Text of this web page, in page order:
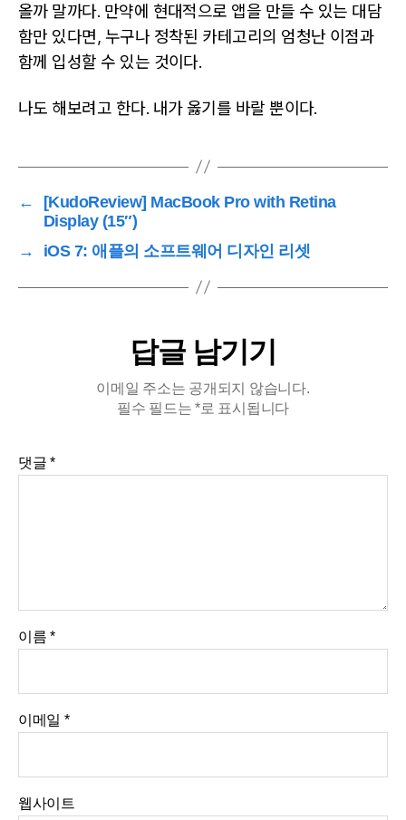
올까 말까다. 만약에 현대적으로 앱을 만들 수 있는 대담
함만 있다면, 누구나 정착된 카테고리의 엄청난 이점과
함께 입성할 수 있는 것이다.
나도 해보려고 한다. 내가 옳기를 바랄 뿐이다.
←
[KudoReview] MacBook Pro with Retina
Display (15″)
→
iOS 7: 애플의 소프트웨어 디자인 리셋
답글 남기기
이메일 주소는 공개되지 않습니다.
필수 필드는*로 표시됩니다
댓글*
이름*
이메일 *
웹사이트